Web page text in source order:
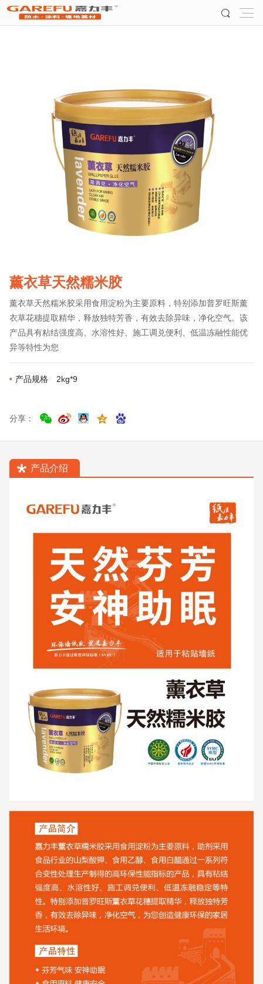
薰衣草天然糯米胶
薰衣草天然糯米胶采用食用淀粉为主要原料，特别添加普罗旺斯薰
衣草花穗提取精华，释放独特芳香，有效去除异味，净化空气。该
产品具有粘结强度高、水溶性好、施工调兑便利、低温冻融性能优
异等特性为您
产品规格 2kg*9
分享：
产品介绍